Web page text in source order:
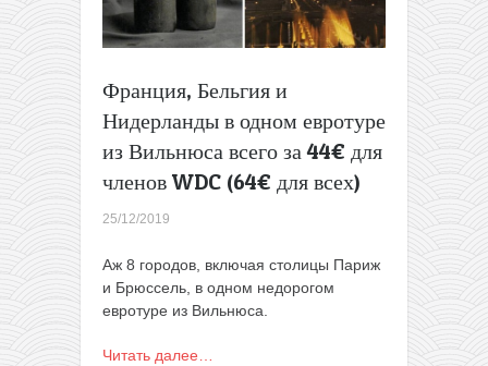
Франция, Бельгия и
Нидерланды в одном евротуре
из Вильнюса всего за 44€ для
членов WDC (64€ для всех)
25/12/2019
Аж 8 городов, включая столицы Париж
и Брюссель, в одном недорогом
евротуре из Вильнюса.
Читать далее…